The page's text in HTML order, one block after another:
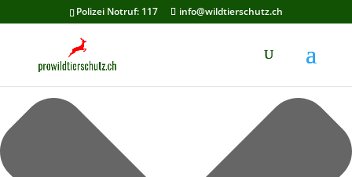
Cookie-Zustimmung verwalten
Polizei Notruf: 117 info@wildtierschutz.ch